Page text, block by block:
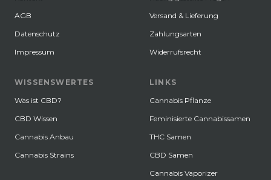
AGB
Datenschutz
Impressum
WISSENSWERTES
Was ist CBD?
CBD Wissen
Cannabis Anbau
Cannabis Strains
Versand & Lieferung
Zahlungsarten
Widerrufsrecht
LINKS
Cannabis Pflanze
Feminisierte Cannabissamen
THC Samen
CBD Samen
Cannabis Vaporizer